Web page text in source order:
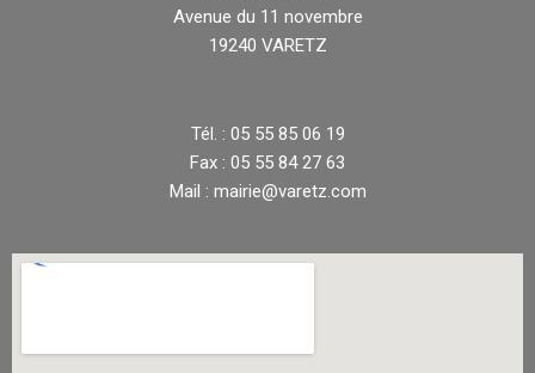
Avenue du 11 novembre
19240 VARETZ
Tél. : 05 55 85 06 19
Fax : 05 55 84 27 63
Mail : mairie@varetz.com